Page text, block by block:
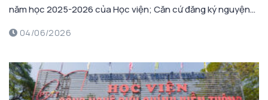
năm học 2025-2026 của Học viện; Căn cứ đăng ký nguyện
vọng của Sinh viên và tình hình phân công Giảng viên của
04/06/2026